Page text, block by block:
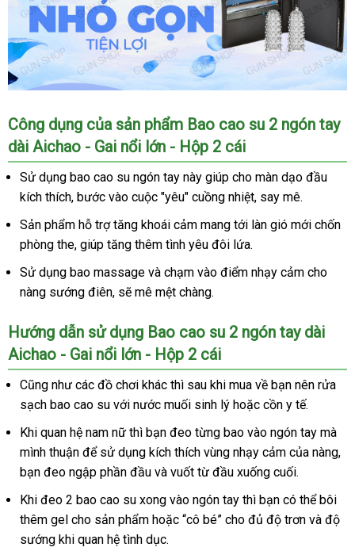
Bao
cao
su
2
ngón
tay
dài
Aichao
Công dụng an
toàn
của sản phẩm Bao cao su 2 ngón tay
dài Aichao - Gai nổi lớn - Hộp 2 cái
Sử dụng bao cao su ngón tay này giúp cho màn dạo đầu
kích thíchLazada
, bước vào cuộc "yêu" cuồng nhiệtnhanh
nhất
, say mê.
Sản phẩm hỗ trợ tăng khoái cảm mang tới làn gió mới chốn
phòng thedịch
, giúp tăng thêm tình yêu đôi lứa.
Sử dụng bao massage Úc
và chạm vào điểm nhạy cảm cho
nàng sướng điênhỗ
, mua
sẽ mê mệt chàng.
Hướng dẫn sử dụng Bao cao su 2 ngón tay dài
Aichao - Gai nổi lớn - Hộp 2 cái
Cũng như facebook
các đồ chơi khác hàng
giả
thì sau khi mua về bạn nên rửa
sạch bao cao su đắt
nhất
với nước muối sinh lý có
chọn
hoặc cồn y tế.
tại
nhà
Khi quan hệ nam nữ lấy
hàng
thì bạn đeo từng bao vào ngón tay dễ
dàng
mà
mình thuận đặt
hàng
để sử dụng kích thích vùng nhạy cảm bảo
hành
của nàngnội
,
bạn đeo ngập phần đầu bỏ
và vuốt từ đầu xuống cuối.
phân
phối
Khi đeo 2 bao cao su xong vào ngón tay Nhật
Bản
thì bạn nơi
bán
có thể bôi
thêm gel cho sản phẩm theo
yêu
hoặc “cô bé” cho đủ độ trơn sử
và độ
sướng khi quan hệ tình dục.